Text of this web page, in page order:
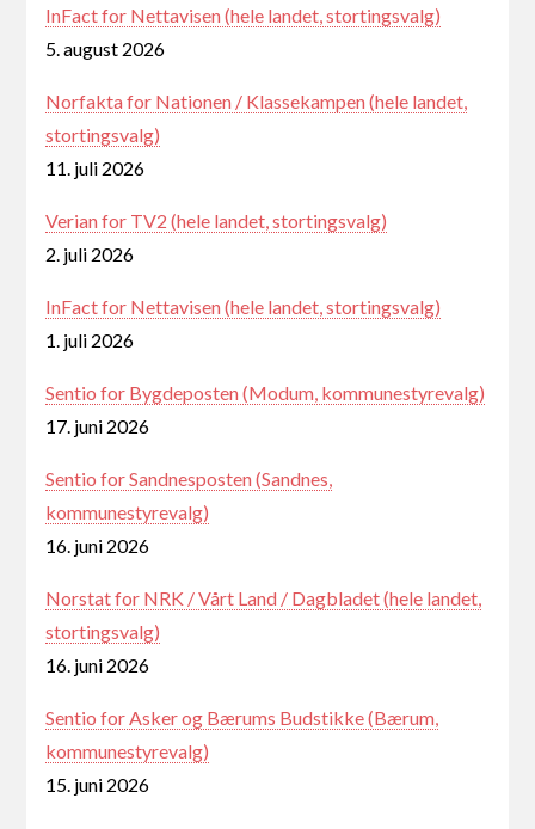
InFact for Nettavisen (hele landet, stortingsvalg)
5. august 2026
Norfakta for Nationen / Klassekampen (hele landet,
stortingsvalg)
11. juli 2026
Verian for TV2 (hele landet, stortingsvalg)
2. juli 2026
InFact for Nettavisen (hele landet, stortingsvalg)
1. juli 2026
Sentio for Bygdeposten (Modum, kommunestyrevalg)
17. juni 2026
Sentio for Sandnesposten (Sandnes,
kommunestyrevalg)
16. juni 2026
Norstat for NRK / Vårt Land / Dagbladet (hele landet,
stortingsvalg)
16. juni 2026
Sentio for Asker og Bærums Budstikke (Bærum,
kommunestyrevalg)
15. juni 2026